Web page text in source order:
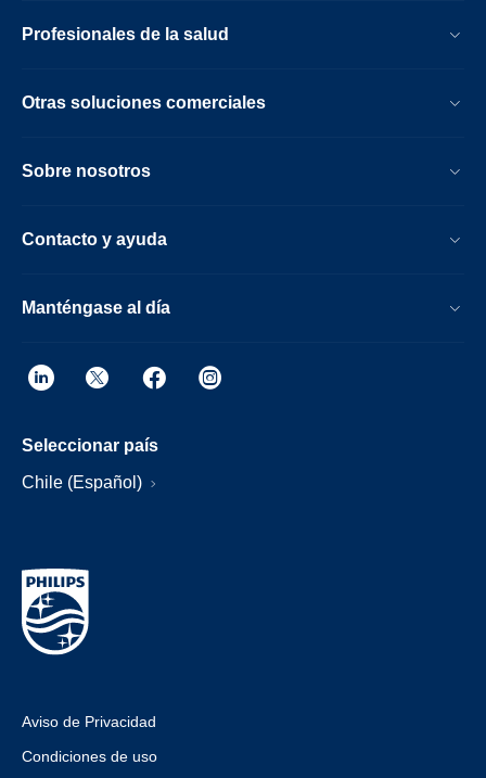
Profesionales de la salud
Otras soluciones comerciales
Sobre nosotros
Contacto y ayuda
Manténgase al día
Seleccionar país
Chile (Español)
Aviso de Privacidad
Condiciones de uso